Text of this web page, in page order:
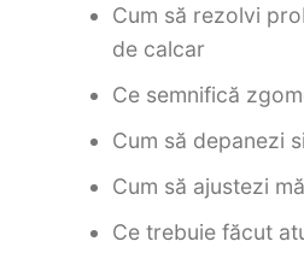
Cum să rezolvi
de calcar
Ce semnifică
Cum să depanezi
Cum să ajustezi
Ce trebuie făcut